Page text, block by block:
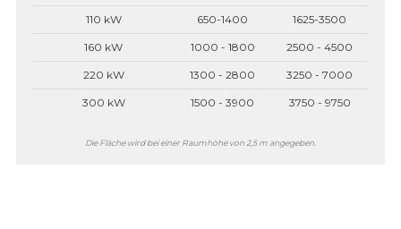
110 kW 650-1400 1625-3500
160 kW 1000 - 1800 2500 - 4500
220 kW 1300 - 2800 3250 - 7000
300 kW 1500 - 3900 3750 - 9750
Die Fläche wird bei einer Raumhöhe von 2,5 m angegeben.